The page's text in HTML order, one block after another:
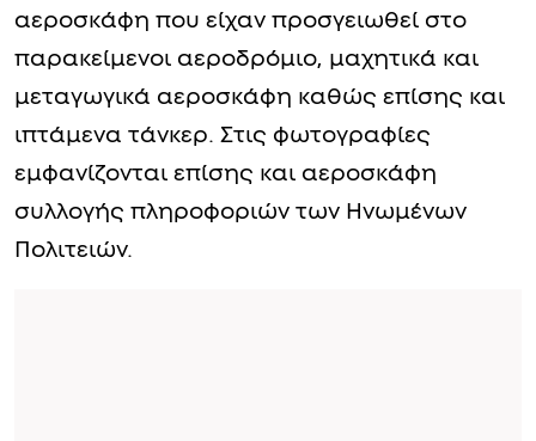
αεροσκάφη που είχαν προσγειωθεί στο
παρακείμενοι αεροδρόμιο, μαχητικά και
μεταγωγικά αεροσκάφη καθώς επίσης και
ιπτάμενα τάνκερ. Στις φωτογραφίες
εμφανίζονται επίσης και αεροσκάφη
συλλογής πληροφοριών των Ηνωμένων
Πολιτειών.